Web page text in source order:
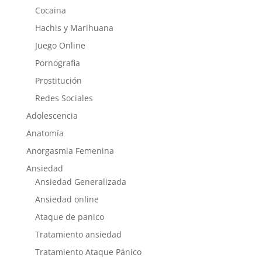
Cocaina
Hachis y Marihuana
Juego Online
Pornografia
Prostitución
Redes Sociales
Adolescencia
Anatomía
Anorgasmia Femenina
Ansiedad
Ansiedad Generalizada
Ansiedad online
Ataque de panico
Tratamiento ansiedad
Tratamiento Ataque Pánico